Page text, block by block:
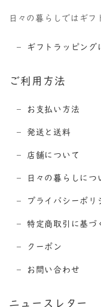
日々の暮らしではギフ
ギフトラッピング
ご利用方法
お支払い方法
発送と送料
店舗について
日々の暮らしにつ
プライバシーポリ
特定商取引に基づ
クーポン
お問い合わせ
ニュースレター